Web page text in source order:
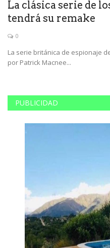
La clásica serie de
tendrá su remake
0
La serie británica de espionaje
por Patrick Macnee...
PUBLICIDAD